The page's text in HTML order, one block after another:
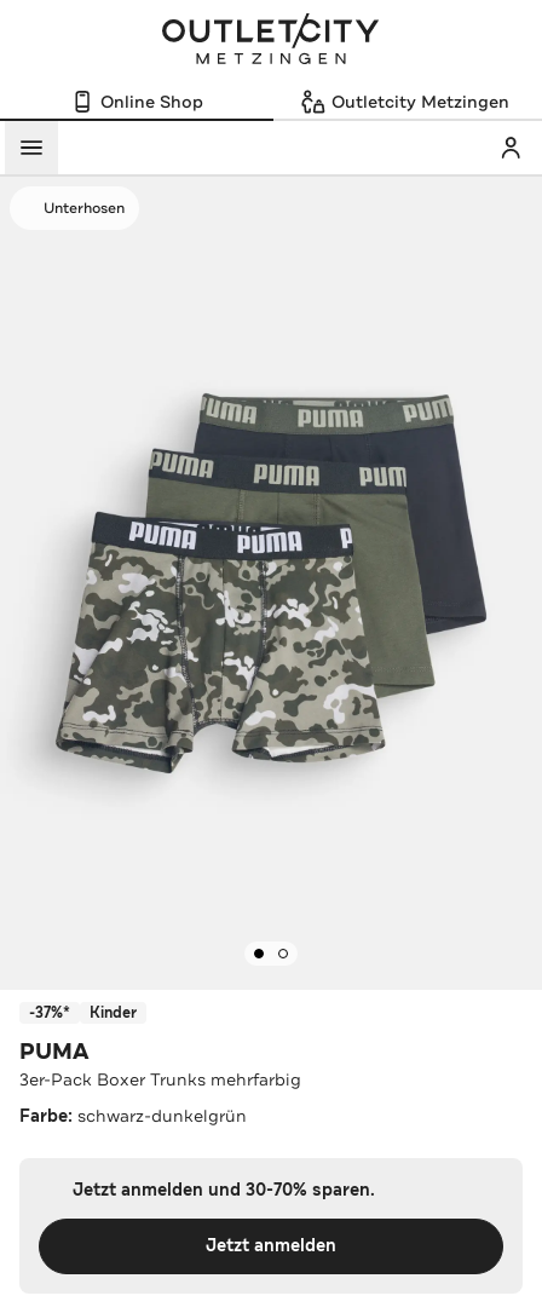
Online Shop Outletcity Metzingen
Menü
Unterhosen
-37%* Kinder
PUMA
3er-Pack Boxer Trunks mehrfarbig
Farbe: schwarz-dunkelgrün
Jetzt anmelden und 30-70% sparen.
Jetzt anmelden